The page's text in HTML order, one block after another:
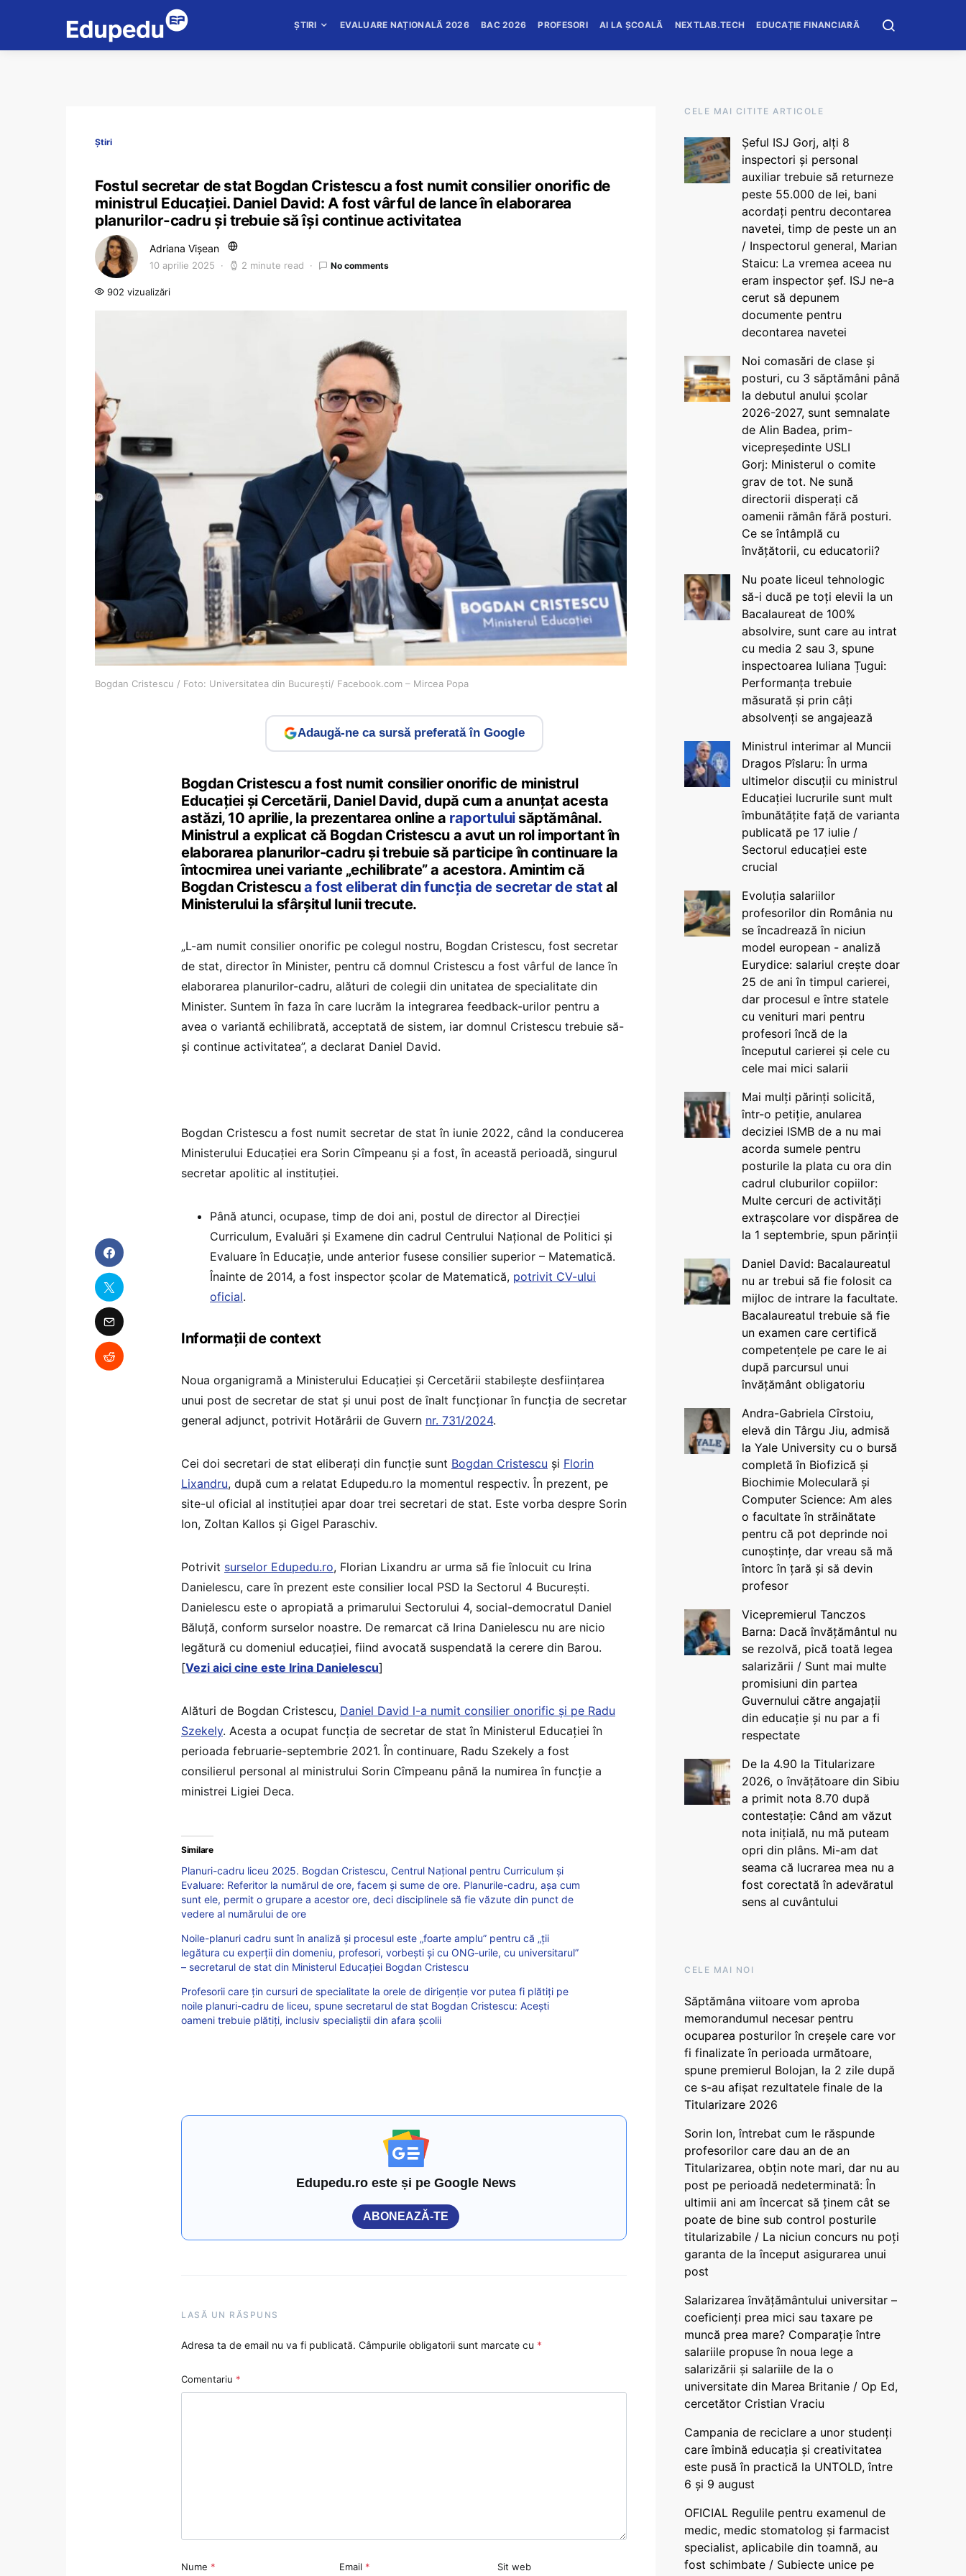
ȘTIRI EVALUARE NAȚIONALĂ 2026 BAC 2026 PROFESORI AI LA ȘCOALĂ NEXTLAB.TECH EDUCAȚIE FINANCIARĂ
Știri
Fostul secretar de stat Bogdan Cristescu a fost numit consilier onorific de
ministrul Educației. Daniel David: A fost vârful de lance în elaborarea
planurilor-cadru și trebuie să își continue activitatea
Adriana Vișean
10 aprilie 2025 2 minute read No comments
902 vizualizări
Bogdan Cristescu / Foto: Universitatea din București/ Facebook.com – Mircea Popa
Adaugă-ne ca sursă preferată în Google
Bogdan Cristescu a fost numit consilier onorific de ministrul
Educației și Cercetării, Daniel David, după cum a anunțat acesta
astăzi, 10 aprilie, la prezentarea online a raportuluisăptămânal.
Ministrul a explicat că Bogdan Cristescu a avut un rol important în
elaborarea planurilor-cadru și trebuie să participe în continuare la
întocmirea unei variante „echilibrate” a acestora. Amintim că
Bogdan Cristescua fost eliberat din funcția de secretar de stat al
Ministerului la sfârșitul lunii trecute.
„L-am numit consilier onorific pe colegul nostru, Bogdan Cristescu, fost secretar
de stat, director în Minister, pentru că domnul Cristescu a fost vârful de lance în
elaborarea planurilor-cadru, alături de colegii din unitatea de specialitate din
Minister. Suntem în faza în care lucrăm la integrarea feedback-urilor pentru a
avea o variantă echilibrată, acceptată de sistem, iar domnul Cristescu trebuie să-
și continue activitatea”, a declarat Daniel David.
Bogdan Cristescu a fost numit secretar de stat în iunie 2022, când la conducerea
Ministerului Educației era Sorin Cîmpeanu și a fost, în această perioadă, singurul
secretar apolitic al instituției.
Până atunci, ocupase, timp de doi ani, postul de director al Direcției
Curriculum, Evaluări și Examene din cadrul Centrului Național de Politici și
Evaluare în Educație, unde anterior fusese consilier superior – Matematică.
Înainte de 2014, a fost inspector școlar de Matematică, potrivit CV-ului
oficial.
Informații de context
Noua organigramă a Ministerului Educației și Cercetării stabilește desființarea
unui post de secretar de stat și unui post de înalt funcționar în funcția de secretar
general adjunct, potrivit Hotărârii de Guvern nr. 731/2024.
Cei doi secretari de stat eliberați din funcție sunt Bogdan Cristescu și Florin
Lixandru, după cum a relatat Edupedu.ro la momentul respectiv. În prezent, pe
site-ul oficial al instituției apar doar trei secretari de stat. Este vorba despre Sorin
Ion, Zoltan Kallos și Gigel Paraschiv.
Potrivit surselor Edupedu.ro, Florian Lixandru ar urma să fie înlocuit cu Irina
Danielescu, care în prezent este consilier local PSD la Sectorul 4 București.
Danielescu este o apropiată a primarului Sectorului 4, social-democratul Daniel
Băluță, conform surselor noastre. De remarcat că Irina Danielescu nu are nicio
legătură cu domeniul educației, fiind avocată suspendată la cerere din Barou.
[Vezi aici cine este Irina Danielescu]
Alături de Bogdan Cristescu, Daniel David l-a numit consilier onorific și pe Radu
Szekely. Acesta a ocupat funcția de secretar de stat în Ministerul Educației în
perioada februarie-septembrie 2021. În continuare, Radu Szekely a fost
consilierul personal al ministrului Sorin Cîmpeanu până la numirea în funcție a
ministrei Ligiei Deca.
Similare
Planuri-cadru liceu 2025. Bogdan Cristescu, Centrul Național pentru Curriculum și
Evaluare: Referitor la numărul de ore, facem și sume de ore. Planurile-cadru, așa cum
sunt ele, permit o grupare a acestor ore, deci disciplinele să fie văzute din punct de
vedere al numărului de ore
Noile-planuri cadru sunt în analiză și procesul este „foarte amplu” pentru că „ții
legătura cu experții din domeniu, profesori, vorbești și cu ONG-urile, cu universitarul”
– secretarul de stat din Ministerul Educației Bogdan Cristescu
Profesorii care țin cursuri de specialitate la orele de dirigenție vor putea fi plătiți pe
noile planuri-cadru de liceu, spune secretarul de stat Bogdan Cristescu: Acești
oameni trebuie plătiți, inclusiv specialiștii din afara școlii
Edupedu.ro este și pe Google News
ABONEAZĂ-TE
LASĂ UN RĂSPUNS
Adresa ta de email nu va fi publicată. Câmpurile obligatorii sunt marcate cu *
Comentariu *
Nume * Email * Sit web
CELE MAI CITITE ARTICOLE
Șeful ISJ Gorj, alți 8
inspectori și personal
auxiliar trebuie să returneze
peste 55.000 de lei, bani
acordați pentru decontarea
navetei, timp de peste un an
/ Inspectorul general, Marian
Staicu: La vremea aceea nu
eram inspector șef. ISJ ne-a
cerut să depunem
documente pentru
decontarea navetei
Noi comasări de clase și
posturi, cu 3 săptămâni până
la debutul anului școlar
2026-2027, sunt semnalate
de Alin Badea, prim-
vicepreședinte USLI
Gorj: Ministerul o comite
grav de tot. Ne sună
directorii disperați că
oamenii rămân fără posturi.
Ce se întâmplă cu
învățătorii, cu educatorii?
Nu poate liceul tehnologic
să-i ducă pe toți elevii la un
Bacalaureat de 100%
absolvire, sunt care au intrat
cu media 2 sau 3, spune
inspectoarea Iuliana Țugui:
Performanța trebuie
măsurată și prin câți
absolvenți se angajează
Ministrul interimar al Muncii
Dragos Pîslaru: În urma
ultimelor discuții cu ministrul
Educației lucrurile sunt mult
îmbunătățite față de varianta
publicată pe 17 iulie /
Sectorul educației este
crucial
Evoluția salariilor
profesorilor din România nu
se încadrează în niciun
model european - analiză
Eurydice: salariul crește doar
25 de ani în timpul carierei,
dar procesul e între statele
cu venituri mari pentru
profesori încă de la
începutul carierei și cele cu
cele mai mici salarii
Mai mulți părinți solicită,
într-o petiție, anularea
deciziei ISMB de a nu mai
acorda sumele pentru
posturile la plata cu ora din
cadrul cluburilor copiilor:
Multe cercuri de activități
extrașcolare vor dispărea de
la 1 septembrie, spun părinții
Daniel David: Bacalaureatul
nu ar trebui să fie folosit ca
mijloc de intrare la facultate.
Bacalaureatul trebuie să fie
un examen care certifică
competențele pe care le ai
după parcursul unui
învățământ obligatoriu
Andra-Gabriela Cîrstoiu,
elevă din Târgu Jiu, admisă
la Yale University cu o bursă
completă în Biofizică și
Biochimie Moleculară și
Computer Science: Am ales
o facultate în străinătate
pentru că pot deprinde noi
cunoștințe, dar vreau să mă
întorc în țară și să devin
profesor
Vicepremierul Tanczos
Barna: Dacă învățământul nu
se rezolvă, pică toată legea
salarizării / Sunt mai multe
promisiuni din partea
Guvernului către angajații
din educație și nu par a fi
respectate
De la 4.90 la Titularizare
2026, o învățătoare din Sibiu
a primit nota 8.70 după
contestație: Când am văzut
nota inițială, nu mă puteam
opri din plâns. Mi-am dat
seama că lucrarea mea nu a
fost corectată în adevăratul
sens al cuvântului
CELE MAI NOI
Săptămâna viitoare vom aproba
memorandumul necesar pentru
ocuparea posturilor în creșele care vor
fi finalizate în perioada următoare,
spune premierul Bolojan, la 2 zile după
ce s-au afișat rezultatele finale de la
Titularizare 2026
Sorin Ion, întrebat cum le răspunde
profesorilor care dau an de an
Titularizarea, obțin note mari, dar nu au
post pe perioadă nedeterminată: În
ultimii ani am încercat să ținem cât se
poate de bine sub control posturile
titularizabile / La niciun concurs nu poți
garanta de la început asigurarea unui
post
Salarizarea învățământului universitar –
coeficienți prea mici sau taxare pe
muncă prea mare? Comparație între
salariile propuse în noua lege a
salarizării și salariile de la o
universitate din Marea Britanie / Op Ed,
cercetător Cristian Vraciu
Campania de reciclare a unor studenți
care îmbină educația și creativitatea
este pusă în practică la UNTOLD, între
6 și 9 august
OFICIAL Regulile pentru examenul de
medic, medic stomatolog și farmacist
specialist, aplicabile din toamnă, au
fost schimbate / Subiecte unice pe